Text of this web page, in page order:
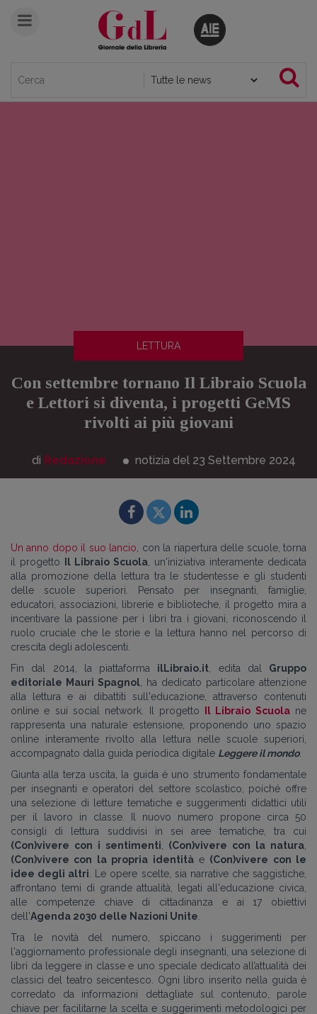
LETTURA
Con settembre tornano Il Libraio Scuola
e Lettori si diventa, i progetti GeMS
rivolti ai più giovani
di Redazione notizia del 23 Settembre 2024
Un anno dopo il suo lancio , con la riapertura delle scuole, torna
il progetto
Il Libraio Scuola , un'iniziativa interamente dedicata
alla promozione della lettura tra le studentesse e gli studenti
delle scuole superiori. Pensato per insegnanti, famiglie,
educatori, associazioni, librerie e biblioteche, il progetto mira a
incentivare la passione per i libri tra i giovani, riconoscendo il
ruolo cruciale che le storie e la lettura hanno nel percorso di
crescita degli adolescenti.
Fin dal 2014, la piattaforma ilLibraio.it , edita dal Gruppo
editoriale Mauri Spagnol , ha dedicato particolare attenzione
alla lettura e ai dibattiti sull'educazione, attraverso contenuti
online e sui social network. Il progetto
Il Libraio Scuolane
rappresenta una naturale estensione, proponendo uno spazio
online interamente rivolto alla lettura nelle scuole superiori,
accompagnato dalla guida periodica digitale Leggere il mondo.
Giunta alla terza uscita, la guida è uno strumento fondamentale
per insegnanti e operatori del settore scolastico, poiché offre
una selezione di letture tematiche e suggerimenti didattici utili
per il lavoro in classe. Il nuovo numero propone circa 50
consigli di lettura suddivisi in sei aree tematiche, tra cui
(Con)vivere con i sentimenti
(Con)vivere con la natura
(Con)vivere con la propria identitàe (Con)vivere con le
idee degli altri . Le opere scelte, sia narrative che saggistiche,
affrontano temi di grande attualità, legati all'educazione civica,
alle competenze chiave di cittadinanza e ai 17 obiettivi
dell'Agenda 2030 delle Nazioni Unite
Tra le novità del numero, spiccano i suggerimenti per
l'aggiornamento professionale degli insegnanti, una selezione di
libri da leggere in classe e uno speciale dedicato all’attualità dei
classici del teatro seicentesco. Ogni libro inserito nella guida è
corredato da informazioni dettagliate sul contenuto, parole
chiave per facilitarne la scelta e suggerimenti metodologici per